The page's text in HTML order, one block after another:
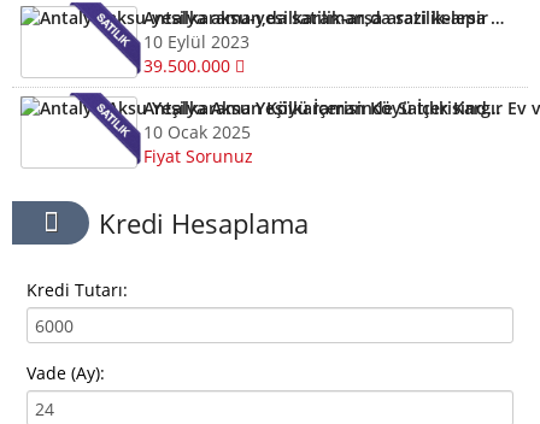
Antalya aksu-yesilkaraman,da satilik-arsa arazi kelepir
10 Eylül 2023
39.500.000
Antalya Aksu Yeşilkaraman Köyü İçerisinde Satılık Kargır Ev ve Tarla
10 Ocak 2025
Fiyat Sorunuz
Kredi Hesaplama
Kredi Tutarı:
Vade (Ay):